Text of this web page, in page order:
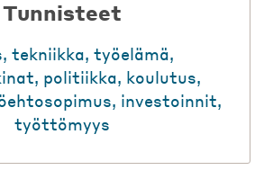
Tunnisteet
, tekniikka, työelämä,
, politiikka, koulutus,
, investoinnit,
työttömyys